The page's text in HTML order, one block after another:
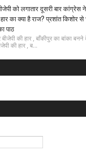
को लगातार दूसरी बार
का क्या है राज? प्रशांत किशोर से
पाठ
की हार , बाँकीपुर का बांका
की हार , ब...